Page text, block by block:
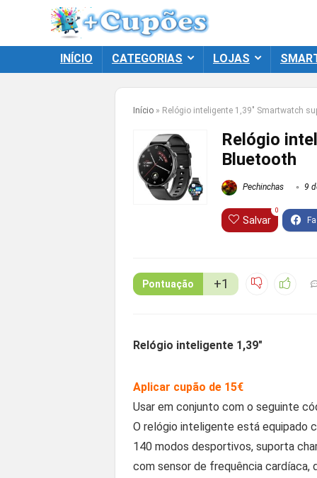
INÍCIO CATEGORIAS LOJAS
Início » Relógio inteligente 1,39″ Smartwatch
Relógio
Bluetooth
Pechinchas 9
Salvar
0
Pontuação +1
Relógio inteligente 1,39″
Aplicar cupão de 15€
Usar em conjunto com o seguinte
O relógio inteligente está equipado
140 modos desportivos, suporta
com sensor de frequência cardíaca,